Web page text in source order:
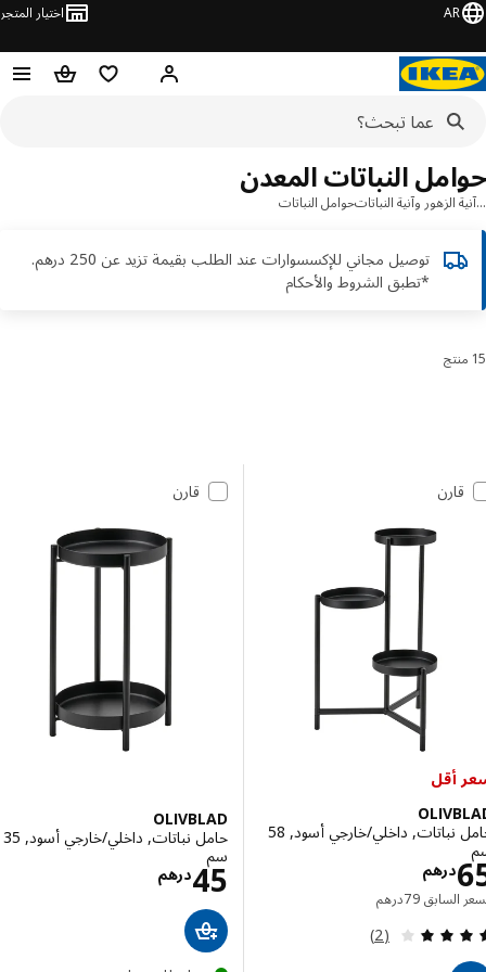
AR اختيار المتجر
مرحباً! تسجيل الدخول أو
قائمة التسوقسلة التسوق
الزهور وآنية النباتاتحوامل النباتات
توصيل مجاني للإكسسوارات عند الطلب بقيمة تزيد عن 250 درهم.
*تطبق الشروط والأحكام
النباتات المعدن
والتصفية
النتائجقارن
أقل
حامل نباتات, داخلي/خارجي أسود, 58
درهمالاسعار درهم 65
السابق درهم79 السعر السابق درهم 79
مراجعة: 4 من أصل 5 نجوم. إجمالي المراجعات:
(2)
قارن
OLIVBLAD
حامل نباتات, داخلي/خارجي أسود, 35
درهم45 الاسعار درهم 45